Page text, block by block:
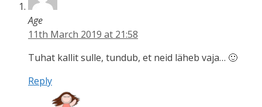
Age
11th March 2019 at 21:58
Tuhat kallit sulle, tundub, et neid läheb vaja… 🙂
Reply